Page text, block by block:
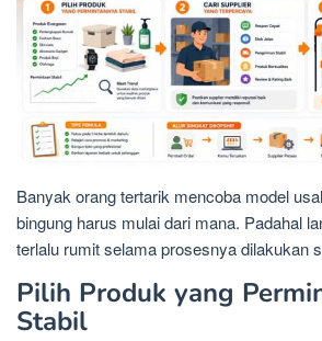
Banyak orang tertarik mencoba model
bingung harus mulai dari mana. Padahal
terlalu rumit selama prosesnya dilakukan
Pilih Produk yang
Stabil